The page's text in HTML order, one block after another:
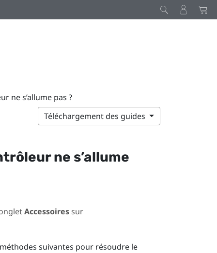
ne s’allume pas ?
Téléchargement des guides
ne s’allume
Accessoiressur
suivantes pour résoudre le